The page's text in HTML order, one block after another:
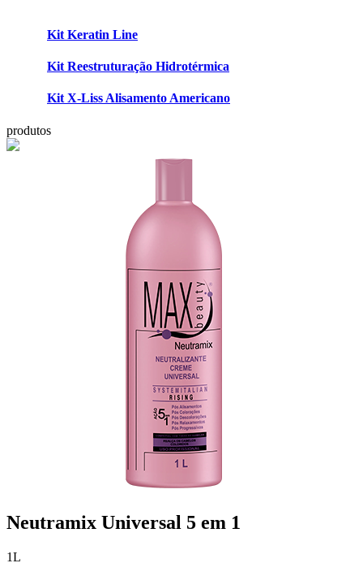
Kit Keratin Line
Kit Reestruturação Hidrotérmica
Kit X-Liss Alisamento Americano
produtos
Neutramix Universal 5 em 1
1L